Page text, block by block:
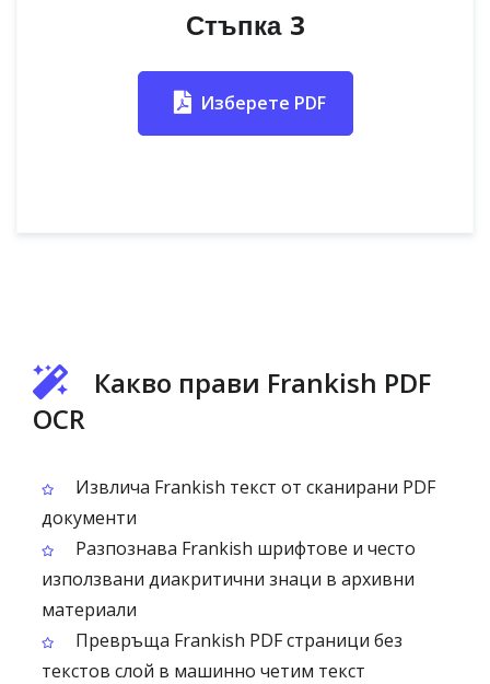
Стъпка 3
Изберете PDF
Какво прави Frankish PDF
OCR
Извлича Frankish текст от сканирани PDF
документи
Разпознава Frankish шрифтове и често
използвани диакритични знаци в архивни
материали
Превръща Frankish PDF страници без
текстов слой в машинно четим текст